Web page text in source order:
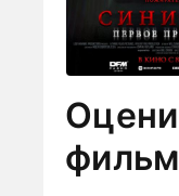
Оцени
фильм